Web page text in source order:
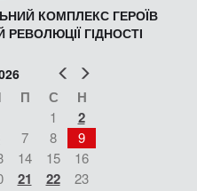
КОМПЛЕКС ГЕРОЇВ
ГІДНОСТІ
Попер
П С Н
1 2
7 8
9
14 15
16
21 22
23